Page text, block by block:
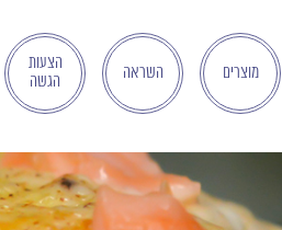
מוצרים השראה
הצעות
הגשה